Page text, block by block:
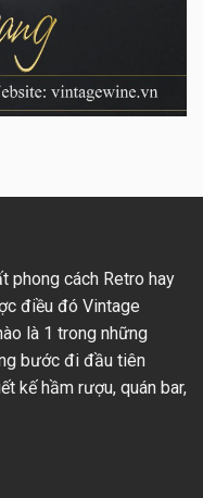
phong cách Retro hay
điều đó Vintage
là 1 trong những
bước đi đầu tiên
kế hầm rượu, quán bar,